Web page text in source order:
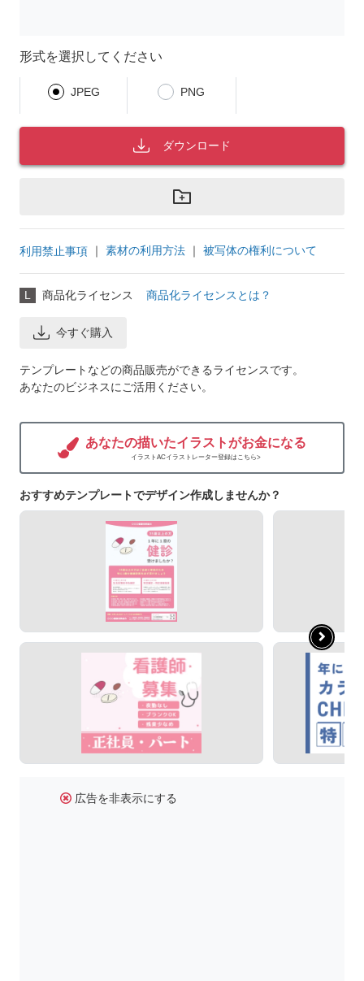
形式を選択してください
JPEG PNG
ダウンロード
利用禁止事項 ｜ 素材の利用方法 ｜ 被写体の権利について
L 商品化ライセンス 商品化ライセンスとは？
今すぐ購入
テンプレートなどの商品販売ができるライセンスです。
あなたのビジネスにご活用ください。
あなたの描いたイラストがお金になる
イラストACイラストレーター登録はこちら>
おすすめテンプレートでデザイン作成しませんか？
広告を非表示にする